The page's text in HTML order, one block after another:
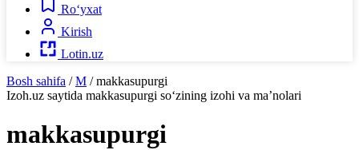
Ro‘yxat
Kirish
Lotin.uz
Bosh sahifa / M / makkasupurgi
Izoh.uz saytida makkasupurgi so‘zining izohi va ma’nolari
makkasupurgi